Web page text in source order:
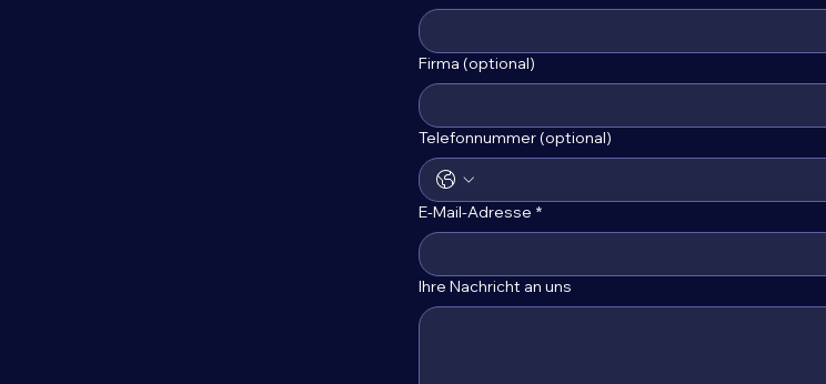
Firma (optional)
Telefonnummer (optional)
E-Mail-Adresse *
Ihre Nachricht an uns